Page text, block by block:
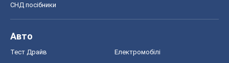
СНД посібники
Авто
Тест Драйв Електромобілі